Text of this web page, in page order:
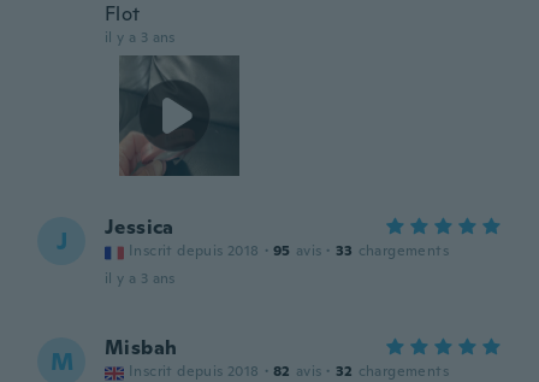
Flot
il y a 3 ans
J Jessica
Inscrit depuis 2018 · 95 avis · 33 chargements
il y a 3 ans
M Misbah
Inscrit depuis 2018 · 82 avis · 32 chargements